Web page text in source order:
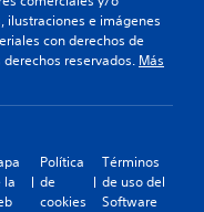
ilustraciones e imágenes
con derechos de
reservados. Más
la
Política
de
cookies
Términos
de uso del
Software